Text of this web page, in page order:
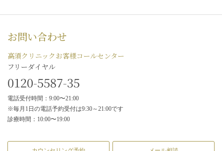
お問い合わせ
高須クリニックお客様コールセンター
フリーダイヤル
0120-5587-35
電話受付時間：9:00〜21:00
※毎月1日の電話予約受付は9:30～21:00です
診療時間：10:00〜19:00